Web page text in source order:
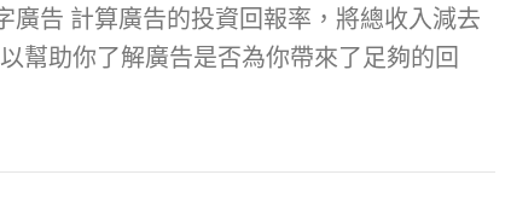
廣告 計算廣告的投資回報率，將總收入減去
幫助你了解廣告是否為你帶來了足夠的回